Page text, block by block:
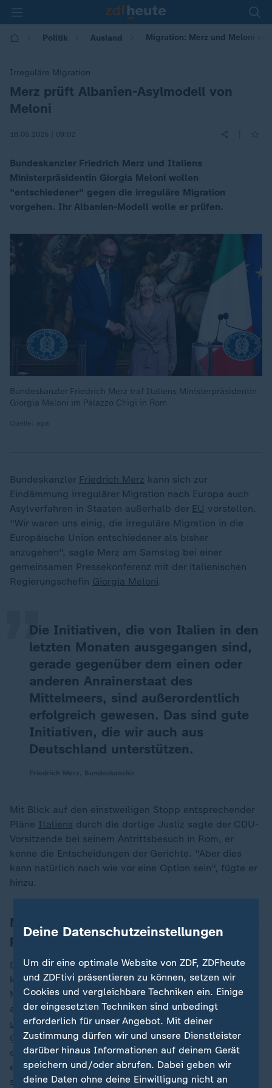
Politik Ausland Migration: Merz und Meloni
Irreguläre Migration
:Merz prüft Albanien-Asylmodell von
Meloni
18.05.2025 | 09:02
Bundeskanzler Friedrich Merz und Italiens
Ministerpräsidentin Giorgia Meloni wollen
"entschiedener" gegen die irreguläre Migration
vorgehen. Ihr Albanien-Modell wolle er prüfen.
Bundeskanzler Friedrich Merz traf Italiens Ministerpräsidentin
Giorgia Meloni im Palazzo Chigi in Rom
Bundeskanzler Friedrich Merz kann sich zur
Eindämmung irregulärer Migration nach Europa auch
Asylverfahren in Staaten außerhalb der EU vorstellen.
"Wir waren uns einig, die irreguläre Migration in die
Europäische Union entschiedener als bisher
anzugehen", sagte Merz am Samstag bei einer
gemeinsamen Pressekonferenz mit der italienischen
Regierungschefin Giorgia Meloni.
Die Initiativen, die von Italien in den
letzten Monaten ausgegangen sind,
gerade gegenüber dem einen oder
anderen Anrainerstaat des
Mittelmeers, sind außerordentlich
erfolgreich gewesen. Das sind gute
Initiativen, die wir auch aus
Deutschland unterstützen.
„
Mit Blick auf den einstweiligen Stopp entsprechender
Pläne Italiens durch die dortige Justiz sagte der CDU-
Vorsitzende bei seinem Antrittsbesuch in Rom, er
kenne die Entscheidungen der Gerichte. "Aber dies
kann natürlich nach wie vor eine Option sein", fügte er
hinzu.
Merz will Auslagerung der Asylverfahren
prüfen lassen
Die Koalition in Rom aus drei rechten und
konservativen Parteien will Asylverfahren für im
Mittelmeer aufgegriffene Migranten in Albanien
abwickeln, was durch die Justiz jedochmehrfach
unterbundenwurde. Derzeit prüft der Europäische
Gerichtshof, ob ein solcher Umgang mit Migranten mit
europäischem Recht vereinbar ist. Die eigens
errichteten Lager in dem Nicht-EU-Land Albanien
stehen seit Monaten weitgehend leer. Bislang hat das
Deine Datenschutzeinstellungen
Um dir eine optimale Website von ZDF, ZDFheute
und ZDFtivi präsentieren zu können, setzen wir
Cookies und vergleichbare Techniken ein. Einige
der eingesetzten Techniken sind unbedingt
erforderlich für unser Angebot. Mit deiner
Zustimmung dürfen wir und unsere Dienstleister
darüber hinaus Informationen auf deinem Gerät
speichern und/oder abrufen. Dabei geben wir
deine Daten ohne deine Einwilligung nicht an